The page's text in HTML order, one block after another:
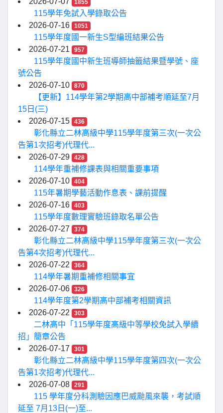
1855
115學年免試入學錄取公告
2026-07-16
1051
115學年度國一新生S型編班結果公告
2026-07-21
957
115學年度國中新生班導師抽籤結果暨學號、座
號公告
2026-07-10
870
【更新】114學年第2學期高中部補考順延至7月
15日(三)
2026-07-15
436
彰化縣立二林高級中學115學年度第三次(一次公
告第1次招考)代理代...
2026-07-29
428
114學年重補修課表與相關重要事項
2026-07-10
404
115年暑期學藝活動作息表、課前提醒
2026-07-16
403
115學年度數理實驗班錄取名單公告
2026-07-27
374
彰化縣立二林高級中學115學年度第三次(一次公
告第4次招考)代理代...
2026-07-22
364
114學年暑期重補修相關事宜
2026-07-06
326
114學年度第2學期高中部補考相關資訊
2026-07-22
303
二林高中「115學年度高級中等學校免試入學續
招」簡章公告
2026-07-17
301
彰化縣立二林高級中學115學年度第四次(一次公
告第1次招考)代理代...
2026-07-08
291
115 學年度分科測驗因應巴威颱風來襲，考試順
延至 7月13日(一)至...